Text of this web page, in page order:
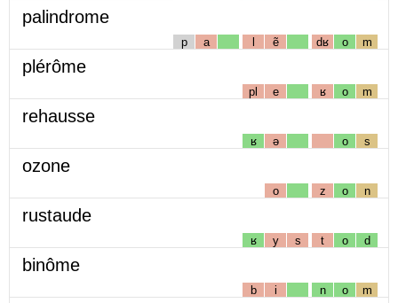
palindrome
p a l ẽ dʁ o m
plérôme
pl e ʁ o m
rehausse
ʁ ə o s
ozone
o z o n
rustaude
ʁ y s t o d
binôme
b i n o m